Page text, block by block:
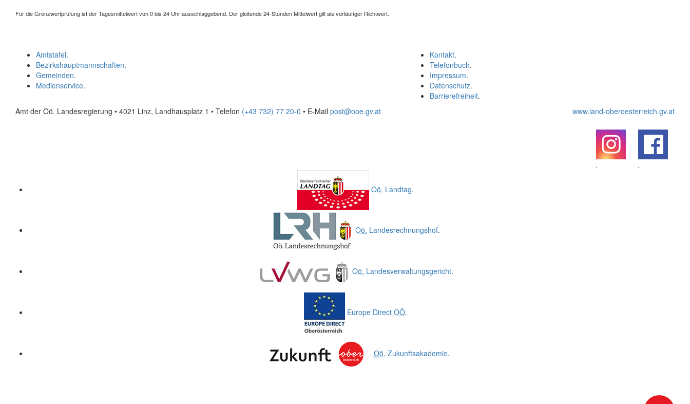
Für die Grenzwertprüfung ist der Tagesmittelwert von 0 bis 24 Uhr ausschlaggebend. Der gleitende 24-Stunden Mittelwert gilt als vorläufiger Richtwert.
Kontakt.
Telefonbuch.
Impressum.
Datenschutz.
Barrierefreiheit.
Amtstafel.
Bezirkshauptmannschaften.
Gemeinden.
Medienservice.
Amt der Oö. Landesregierung • 4021 Linz, Landhausplatz 1 • Telefon (+43 732) 77 20-0 • E-Mail post@ooe.gv.at www.land-oberoesterreich.gv.at
.
.
Oö. Landtag.
Oö. Landesrechnungshof.
Oö. Landesverwaltungsgericht.
Europe Direct OÖ.
Oö. Zukunftsakademie.